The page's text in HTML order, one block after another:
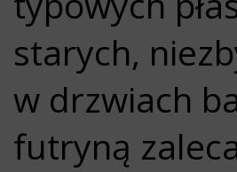
starych,
w drzwiach
futryną